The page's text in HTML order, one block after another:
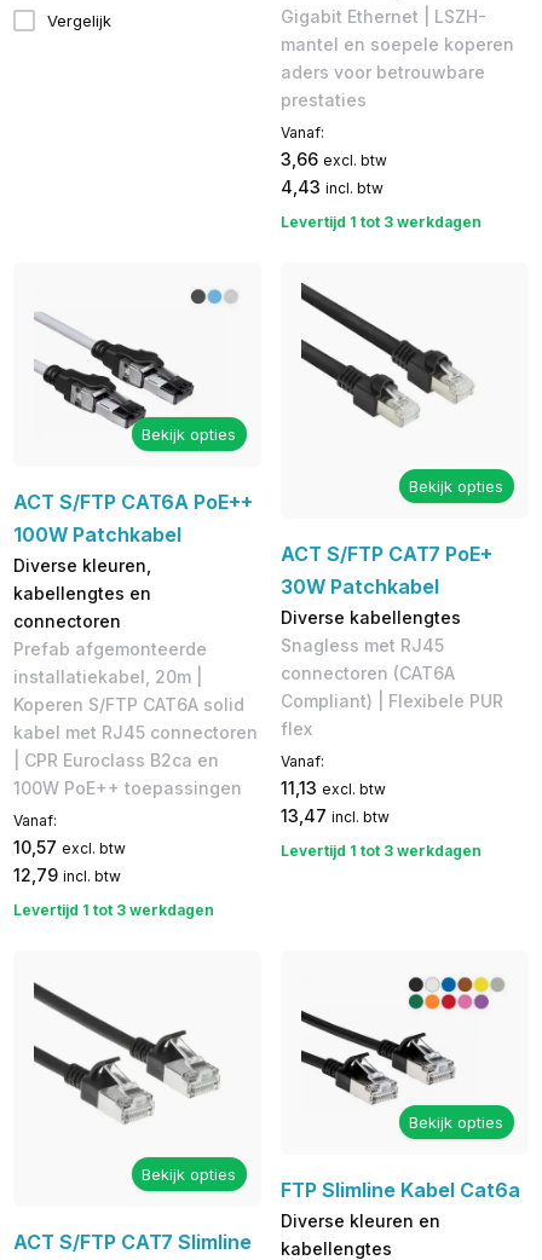
Vergelijk
Gigabit Ethernet | LSZH-
mantel en soepele koperen
aders voor betrouwbare
prestaties
Vanaf:
3,66 excl. btw
4,43 incl. btw
Levertijd 1 tot 3 werkdagen
Bekijk opties
ACT S/FTP CAT6A PoE++
100W Patchkabel
Diverse kleuren,
kabellengtes en
connectoren
Prefab afgemonteerde
installatiekabel, 20m |
Koperen S/FTP CAT6A solid
kabel met RJ45 connectoren
| CPR Euroclass B2ca en
100W PoE++ toepassingen
Vanaf:
10,57 excl. btw
12,79 incl. btw
Levertijd 1 tot 3 werkdagen
Bekijk opties
ACT S/FTP CAT7 PoE+
30W Patchkabel
Diverse kabellengtes
Snagless met RJ45
connectoren (CAT6A
Compliant) | Flexibele PUR
flex
Vanaf:
11,13 excl. btw
13,47 incl. btw
Levertijd 1 tot 3 werkdagen
Bekijk opties
ACT S/FTP CAT7 Slimline
Bekijk opties
FTP Slimline Kabel Cat6a
Diverse kleuren en
kabellengtes